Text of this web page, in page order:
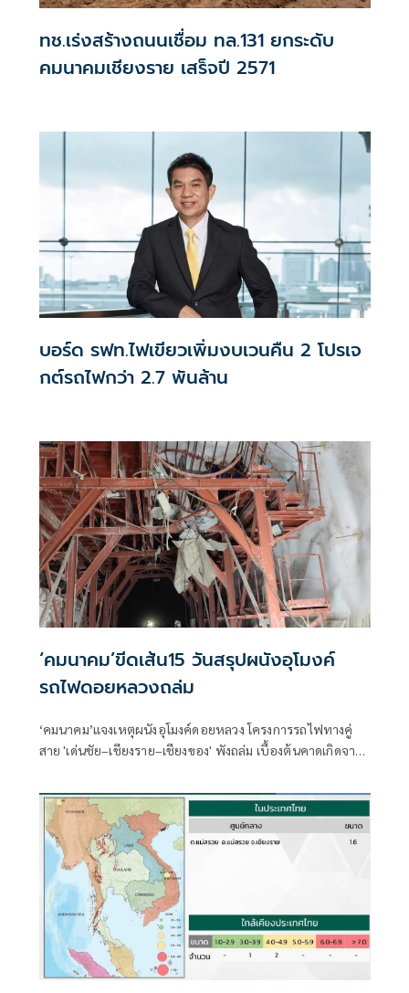
ทช.เร่งสร้างถนนเชื่อม ทล.131 ยกระดับ
คมนาคมเชียงราย เสร็จปี 2571
บอร์ด รฟท.ไฟเขียวเพิ่มงบเวนคืน 2 โปรเจ
กต์รถไฟกว่า 2.7 พันล้าน
‘คมนาคม’ขีดเส้น15 วันสรุปผนังอุโมงค์
รถไฟดอยหลวงถล่ม
‘คมนาคม’แจงเหตุผนังอุโมงค์ดอยหลวง โครงการรถไฟทางคู่
สาย 'เด่นชัย–เชียงราย–เชียงของ' พังถล่ม เบื้องต้นคาดเกิดจาก
ถล่มทั้งระบบ ยันไม่กระทบโครงสร้าง ตั้งคณะกรรมการสอบข้อ
เท็จจริง คาดสรุปผลภายใน 15 วัน